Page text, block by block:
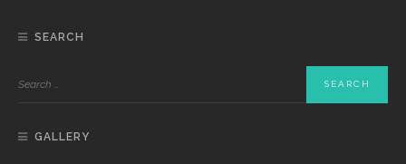
SEARCH
GALLERY